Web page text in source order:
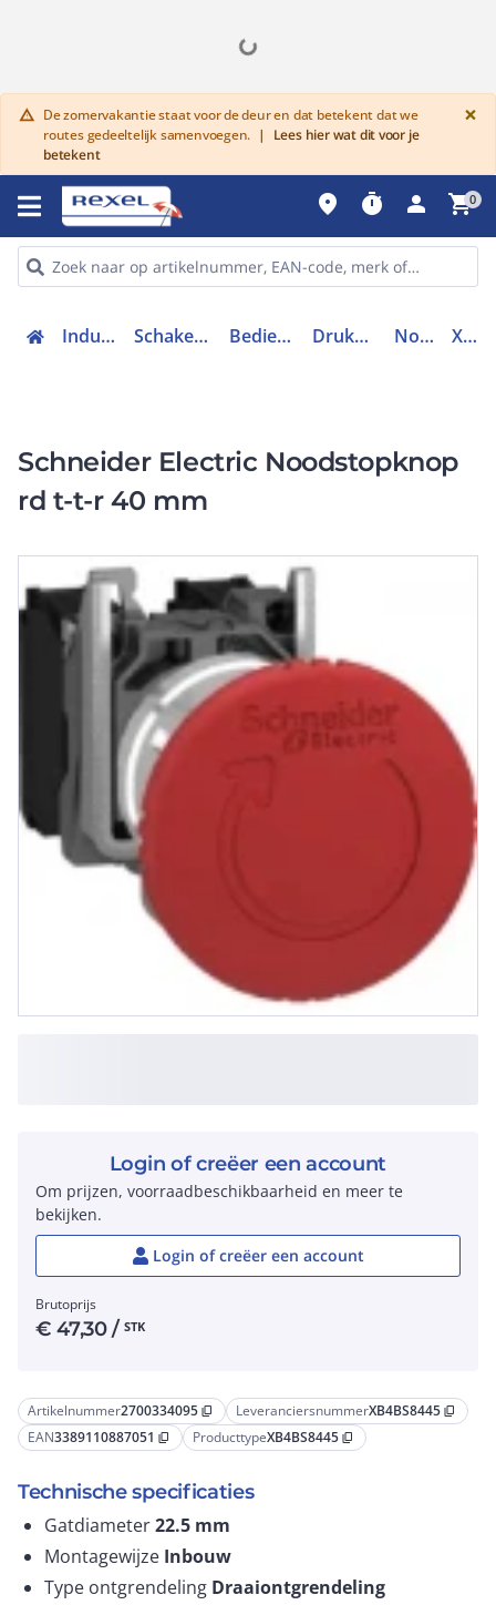
warning De zomervakantie staat voor de deur en dat betekent dat we
routes gedeeltelijk samenvoegen. |
Lees hier wat dit voor je
betekent
×
place timer person shopping_cart0
Industriele componenten Schakelen, bedienen en signaleren Bedieningen en signaleringen Drukknoppen en toebehoren Noodstop compleet XB4BS8445
Schneider Electric Noodstopknop
rd t-t-r 40 mm
Artikelnummer2700334095 content_copy LeveranciersnummerXB4BS8445 content_copy
EAN3389110887051 content_copy ProducttypeXB4BS8445 content_copy
Technische specificaties
Gatdiameter22.5 mm
Montagewijze Inbouw
Type ontgrendeling Draaiontgrendeling
Login of creëer een account
Om prijzen, voorraadbeschikbaarheid en meer te
bekijken.
Login of creëer een account
Brutoprijs
€47,30/ STK